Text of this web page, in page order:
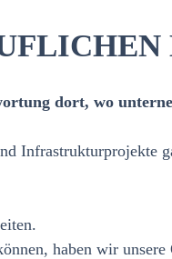
dort, wo
haben wir